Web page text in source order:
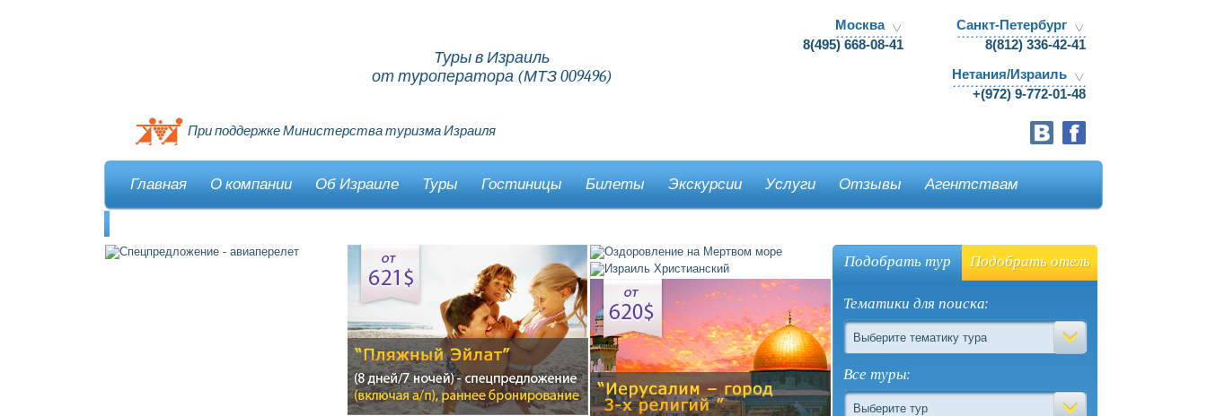
При поддержке Министерства туризма Израиля
Туры в Израиль
от туроператора (МТЗ 009496)
Москва
8(495) 668-08-41
Санкт-Петербург
8(812) 336-42-41
Нетания/Израиль
+(972) 9-772-01-48
Главная О компании Об Израиле Туры Гостиницы Билеты Экскурсии Услуги Отзывы Агентствам
Подобрать тур Подобрать отель
Тематики для поиска:
Выберите тематику тура
Все туры:
Выберите тур